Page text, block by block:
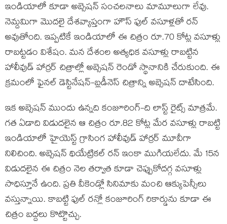
ఇండియాలో కూడా అబ్సెష‌న్ సంచ‌ల‌నాలు మామూలుగా లేవు.
నెమ్ద‌మిగా మొద‌లై దేశ‌వ్యాప్తంగా హౌస్ ఫుల్ వ‌సూళ్ల‌తో ర‌న్
అవుతోంది. ఇప్ప‌టికే ఇండియాలో ఈ చిత్రం రూ.70 కోట్ల వ‌సూళ్లు
రాబ‌ట్ట‌డం విశేషం. మ‌న దేశంల అత్య‌ధిక వ‌సూళ్లు రాబ‌ట్టిన
హాలీవుడ్ హార్ర‌ర్ చిత్రాల్లో అబ్సెష‌న్ రెండో స్థానానికి చేరుకుంది. ఈ
క్ర‌మంలో ఫైన‌ల్ డెస్టినేష‌న్-బ్ల‌డీనెస్ చిత్రాన్ని అబ్సెష‌న్ దాటేసింది.
ఇక అబ్సెష‌న్ ముందు ఉన్న‌ది కంజూరింగ్-ది లాస్ట్ రైట్స్ మాత్ర‌మే.
గ‌త ఏడాది విడుద‌లైన ఆ చిత్రం రూ.82 కోట్ల మేర వ‌సూళ్లు రాబ‌ట్టి
ఇండియాలో హైయెస్ట్ గ్రాసింగ హాలీవుడ్ హార్రర్ మూవీగా
నిలిచింది. అబ్సెష‌న్ థియేట్రిక‌ల్ ర‌న్ ఇంకా ముగియ‌లేదు. మే 15న
విడుద‌లైన ఈ చిత్రం నెల త‌ర్వాత కూడా చెప్పుకోద‌గ్గ వ‌సూళ్లు
సాధిస్తూనే ఉంది. ప్ర‌తి వీకెండ్లో సినిమాకు మంచి ఆక్యుపెన్సీలు
వ‌స్తున్నాయి. కాబ‌ట్టి ఫుల్ ర‌న్లో కంజూరింగ్ రికార్డును కూడా ఈ
చిత్రం బ‌ద్ద‌లు కొట్టొచ్చు.